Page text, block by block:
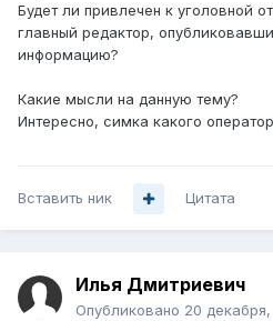
Будет ли привлечен к уголовной
главный редактор,
информацию?
Какие мысли на данную тему?
Интересно, симка какого
Вставить ник Цитата
Илья Дмитриевич
Опубликовано 20 декабря,